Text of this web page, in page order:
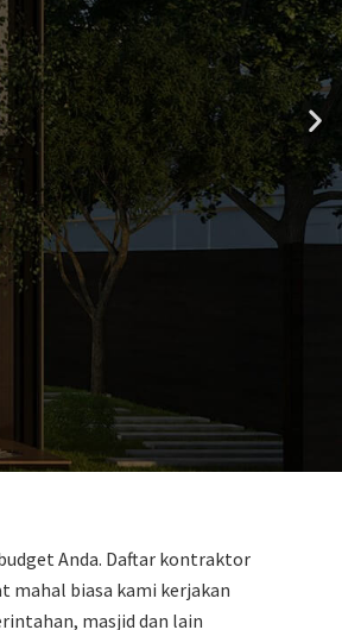
Anda. Daftar kontraktor
mahal biasa kami kerjakan
masjid dan lain